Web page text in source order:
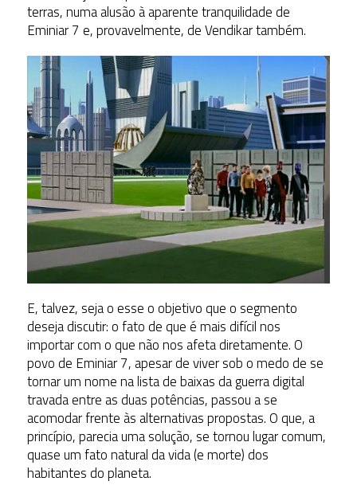
terras, numa alusão à aparente tranquilidade de
Eminiar 7 e, provavelmente, de Vendikar também.
E, talvez, seja o esse o objetivo que o segmento
deseja discutir: o fato de que é mais difícil nos
importar com o que não nos afeta diretamente. O
povo de Eminiar 7, apesar de viver sob o medo de se
tornar um nome na lista de baixas da guerra digital
travada entre as duas potências, passou a se
acomodar frente às alternativas propostas. O que, a
princípio, parecia uma solução, se tornou lugar comum,
quase um fato natural da vida (e morte) dos
habitantes do planeta.